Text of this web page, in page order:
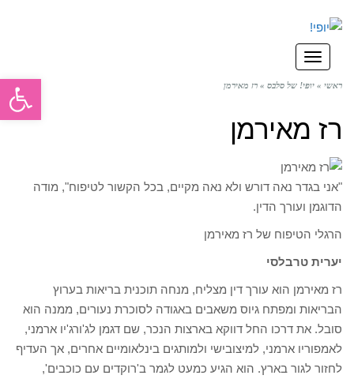
תפריט
ראשי » יופי! של סלבס » רז מאירמן
רז מאירמן
"אני בגדר נאה דורש ולא נאה מקיים, בכל הקשור לטיפוח", מודה
הדוגמן ועורך הדין.
הרגלי הטיפוח של רז מאירמן
יערית טרבלסי
רז מאירמן הוא עורך דין מצליח, מנחה תוכנית בריאות בערוץ
הבריאות ומפתח גיוס משאבים באגודה לסוכרת נעורים, ממנה הוא
סובל. את דרכו החל דווקא בארצות הנכר, שם דגמן לג'ורג'יו ארמני,
לאמפוריו ארמני, למיצובישי ולמותגים בינלאומיים אחרים, אך העדיף
לחזור לגור בארץ. הוא הגיע כמעט לגמר ב'רוקדים עם כוכבים',
פתח